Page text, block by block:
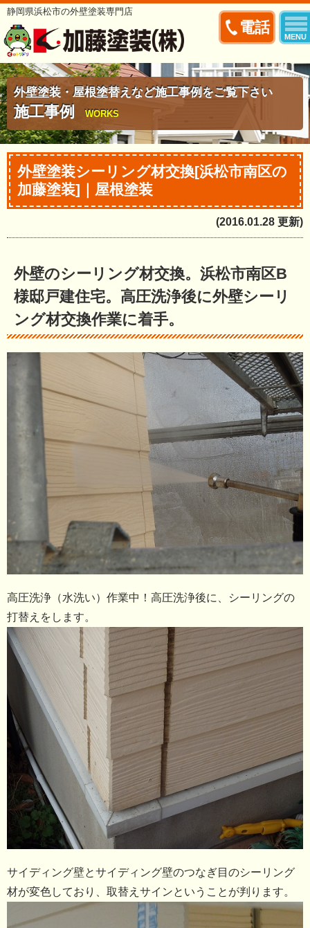
電話
MENU
静岡県浜松市の外壁塗装専門店
外壁塗装・屋根塗替えなど施工事例をご覧下さい
施工事例 WORKS
外壁塗装シーリング材交換[浜松市南区の
加藤塗装]｜屋根塗装
(2016.01.28 更新)
外壁のシーリング材交換。浜松市南区B
様邸戸建住宅。高圧洗浄後に外壁シーリ
ング材交換作業に着手。
高圧洗浄（水洗い）作業中！高圧洗浄後に、シーリングの
打替えをします。
サイディング壁とサイディング壁のつなぎ目のシーリング
材が変色しており、取替えサインということが判ります。